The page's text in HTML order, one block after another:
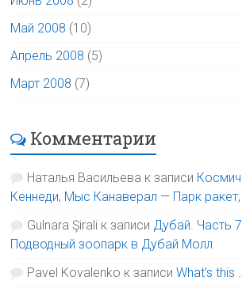
Май 2008 (10)
Апрель 2008 (5)
Март 2008 (7)
Комментарии
Наталья Васильева к записи
Кеннеди, Мыс Канаверал — Парк
Gulnara Şirali к записи Дубай. Часть
Подводный зоопарк в Дубай Молл
Pavel Kovalenko к записиWhat’s this